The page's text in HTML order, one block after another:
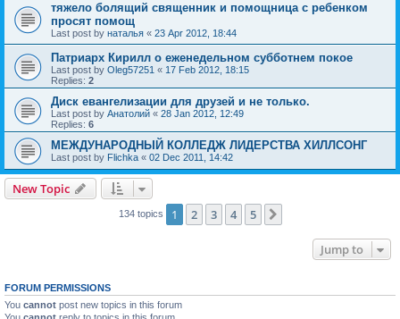
тяжело болящий священник и помощница с ребенком
просят помощ
Last post by наталья « 23 Apr 2012, 18:44
Патриарх Кирилл о еженедельном субботнем покое
Last post by Oleg57251 « 17 Feb 2012, 18:15
Replies: 2
Диск евангелизации для друзей и не только.
Last post by Анатолий « 28 Jan 2012, 12:49
Replies: 6
МЕЖДУНАРОДНЫЙ КОЛЛЕДЖ ЛИДЕРСТВА ХИЛЛСОНГ
Last post by Flichka « 02 Dec 2011, 14:42
New Topic
134 topics 1 2 3 4 5
Jump to
FORUM PERMISSIONS
You cannot post new topics in this forum